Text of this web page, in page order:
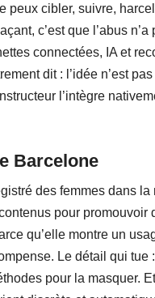
peux cibler, suivre,
c’est que l’abus n’a
connectées, IA et
dit : l’idée n’est
l’intègre
Barcelone
des femmes dans la
pour promouvoir
qu’elle montre un
Le détail qui tue
pour la masquer.